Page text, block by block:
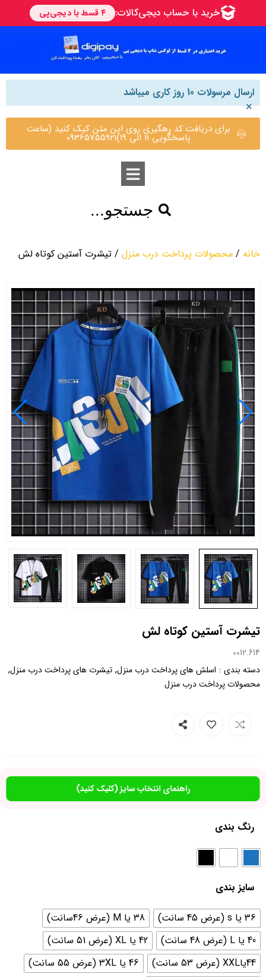
ارسال مرسولات 10 روز کاری میباشد
×
برای دریافت کد رهگیری روی این متن کیک کنید (ساعت
پاسخگویی 11 الی 19)09365755921
جستجو...
خانه / محصولات پرداخت درب منزل / تیشرت آستین کوتاه لش
تیشرت آستین کوتاه لش
0012.614
دسته بندی : اسلش های پرداخت درب منزل, تیشرت های پرداخت درب منزل,
محصولات پرداخت درب منزل
راهنمای انتخاب سایز (کلیک کنید)
رنگ بندی
سایز بندی
36 یا s (عرض 45 سانت)
38 یا M (عرض 46سانت)
40 یا L (عرض 48 سانت)
42 یا XL (عرض 51 سانت)
44یاXXL (عرض 53 سانت)
46 یا 3XL (عرض 55 سانت)